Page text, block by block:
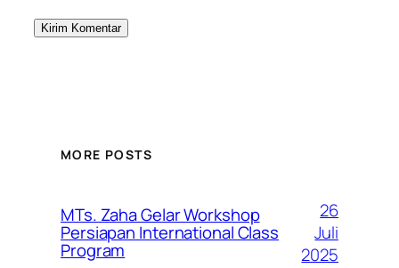
MORE POSTS
MTs. Zaha Gelar Workshop
Persiapan International Class
Program
26
Juli
2025